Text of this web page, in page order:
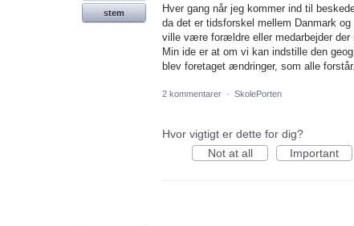
Hver gang når jeg kommer ind til
da det er tidsforskel mellem Danmark
ville være forældre eller medarbejder
Min ide er at om vi kan indstille den
blev foretaget ændringer, som alle forstår.
stem
2 kommentarer · SkolePorten
Hvor vigtigt er dette for dig?
Not at all
Important